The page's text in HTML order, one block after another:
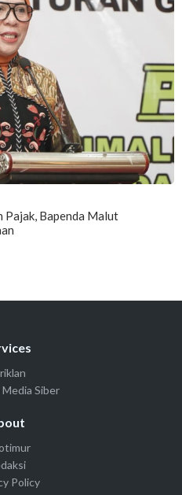
Pajak, Bapenda Malut
Siber
Policy